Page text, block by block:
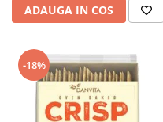
ADAUGA IN COS
-18%